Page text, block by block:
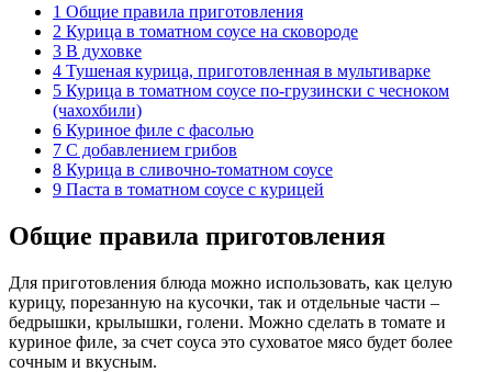
1 Общие правила приготовления
2 Курица в томатном соусе на сковороде
3 В духовке
4 Тушеная курица, приготовленная в мультиварке
5 Курица в томатном соусе по-грузински с чесноком
(чахохбили)
6 Куриное филе с фасолью
7 С добавлением грибов
8 Курица в сливочно-томатном соусе
9 Паста в томатном соусе с курицей
Общие правила приготовления
Для приготовления блюда можно использовать, как целую
курицу, порезанную на кусочки, так и отдельные части –
бедрышки, крылышки, голени. Можно сделать в томате и
куриное филе, за счет соуса это суховатое мясо будет более
сочным и вкусным.